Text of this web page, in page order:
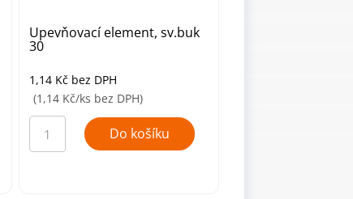
Upevňovací element, sv.buk
30
1,14 Kč bez DPH
(1,14 Kč/ks bez DPH)
Upevňovací
element,
sv.buk
30
Do košíku